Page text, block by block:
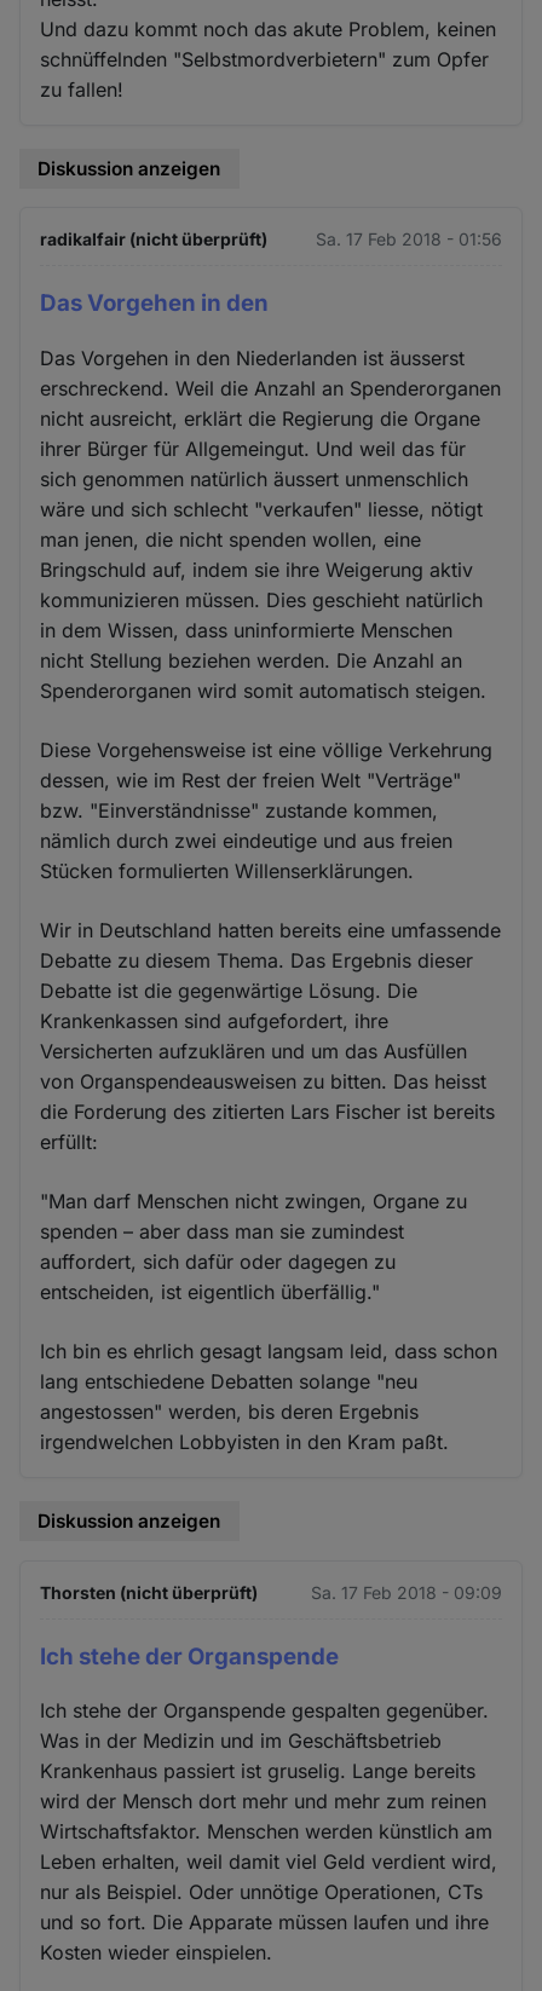
Und dazu kommt noch das akute Problem, keinen
schnüffelnden "Selbstmordverbietern" zum Opfer
zu fallen!
Diskussion anzeigen
radikalfair (nicht überprüft) Sa. 17 Feb 2018 - 01:56
Das Vorgehen in den
Das Vorgehen in den Niederlanden ist äusserst
erschreckend. Weil die Anzahl an Spenderorganen
nicht ausreicht, erklärt die Regierung die Organe
ihrer Bürger für Allgemeingut. Und weil das für
sich genommen natürlich äussert unmenschlich
wäre und sich schlecht "verkaufen" liesse, nötigt
man jenen, die nicht spenden wollen, eine
Bringschuld auf, indem sie ihre Weigerung aktiv
kommunizieren müssen. Dies geschieht natürlich
in dem Wissen, dass uninformierte Menschen
nicht Stellung beziehen werden. Die Anzahl an
Spenderorganen wird somit automatisch steigen.
Diese Vorgehensweise ist eine völlige Verkehrung
dessen, wie im Rest der freien Welt "Verträge"
bzw. "Einverständnisse" zustande kommen,
nämlich durch zwei eindeutige und aus freien
Stücken formulierten Willenserklärungen.
Wir in Deutschland hatten bereits eine umfassende
Debatte zu diesem Thema. Das Ergebnis dieser
Debatte ist die gegenwärtige Lösung. Die
Krankenkassen sind aufgefordert, ihre
Versicherten aufzuklären und um das Ausfüllen
von Organspendeausweisen zu bitten. Das heisst
die Forderung des zitierten Lars Fischer ist bereits
erfüllt:
"Man darf Menschen nicht zwingen, Organe zu
spenden – aber dass man sie zumindest
auffordert, sich dafür oder dagegen zu
entscheiden, ist eigentlich überfällig."
Ich bin es ehrlich gesagt langsam leid, dass schon
lang entschiedene Debatten solange "neu
angestossen" werden, bis deren Ergebnis
irgendwelchen Lobbyisten in den Kram paßt.
Diskussion anzeigen
Thorsten (nicht überprüft) Sa. 17 Feb 2018 - 09:09
Ich stehe der Organspende
Ich stehe der Organspende gespalten gegenüber.
Was in der Medizin und im Geschäftsbetrieb
Krankenhaus passiert ist gruselig. Lange bereits
wird der Mensch dort mehr und mehr zum reinen
Wirtschaftsfaktor. Menschen werden künstlich am
Leben erhalten, weil damit viel Geld verdient wird,
nur als Beispiel. Oder unnötige Operationen, CTs
und so fort. Die Apparate müssen laufen und ihre
Kosten wieder einspielen.